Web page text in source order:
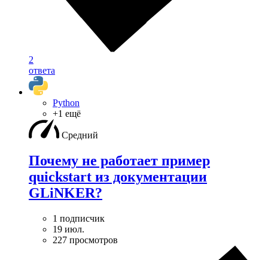
2
ответа
Python
+1 ещё
Средний
Почему не работает пример
quickstart из документации
GLiNKER?
1 подписчик
19 июл.
227 просмотров